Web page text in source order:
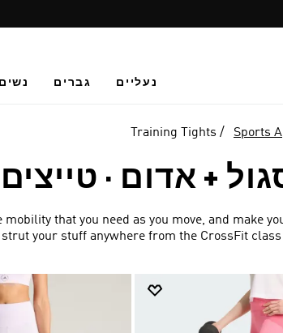
נעליים גברים נשים
Sports
Training Tights
+ אדום ·
that you need as you move, and make
your stuff anywhere from the CrossFit class